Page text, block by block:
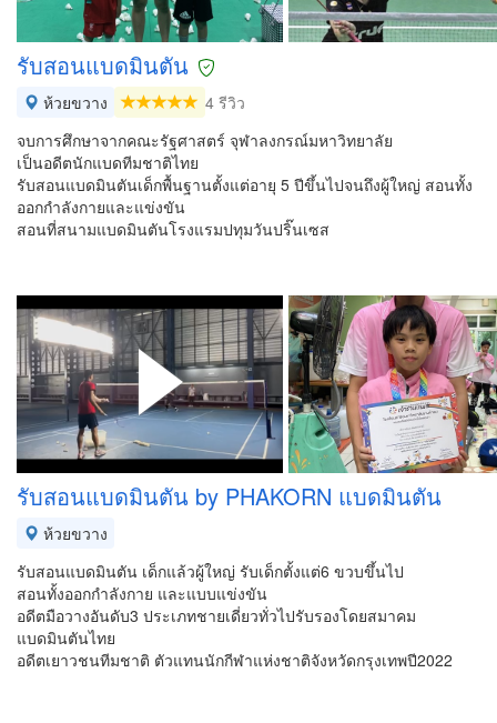
รับสอนแบดมินตัน
ห้วยขวาง
4 รีวิว
จบการศึกษาจากคณะรัฐศาสตร์ จุฬาลงกรณ์มหาวิทยาลัย
เป็นอดีตนักแบดทีมชาติไทย
รับสอนแบดมินตันเด็กพื้นฐานตั้งแต่อายุ 5 ปีขึ้นไปจนถึงผู้ใหญ่ สอนทั้ง
ออกกำลังกายและแข่งขัน
สอนที่สนามแบดมินตันโรงแรมปทุมวันปริ๊นเซส
รับสอนแบดมินตัน by PHAKORN แบดมินตัน
ห้วยขวาง
รับสอนแบดมินตัน เด็กแล้วผู้ใหญ่ รับเด็กตั้งแต่6 ขวบขึ้นไป
สอนทั้งออกกำลังกาย และแบบแข่งขัน
อดีตมือวางอันดับ3 ประเภทชายเดี่ยวทั่วไปรับรองโดยสมาคม
แบดมินตันไทย
อดีตเยาวชนทีมชาติ ตัวแทนนักกีฬาแห่งชาติจังหวัดกรุงเทพปี2022